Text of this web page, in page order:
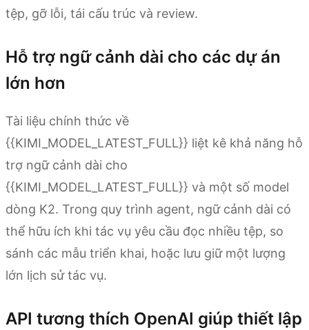
tệp, gỡ lỗi, tái cấu trúc và review.
Hỗ trợ ngữ cảnh dài cho các dự án
lớn hơn
Tài liệu chính thức về
{{KIMI_MODEL_LATEST_FULL}} liệt kê khả năng hỗ
trợ ngữ cảnh dài cho
{{KIMI_MODEL_LATEST_FULL}} và một số model
dòng K2. Trong quy trình agent, ngữ cảnh dài có
thể hữu ích khi tác vụ yêu cầu đọc nhiều tệp, so
sánh các mẫu triển khai, hoặc lưu giữ một lượng
lớn lịch sử tác vụ.
API tương thích OpenAI giúp thiết lập